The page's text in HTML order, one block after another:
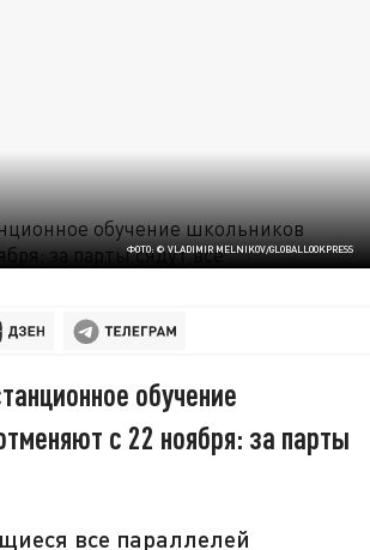
ФОТО: © VLADIMIR MELNIKOV/GLOBALLOOKPRESS
обучение
с 22 ноября: за парты
все параллелей